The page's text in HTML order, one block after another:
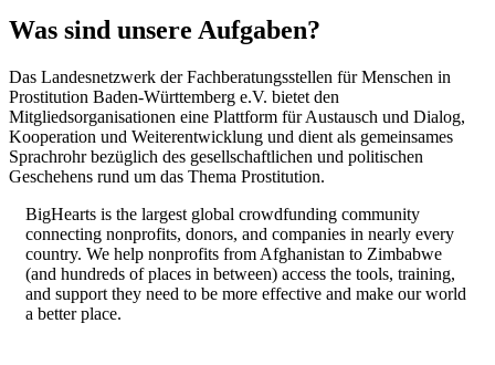
Was sind unsere Aufgaben?
Das Landesnetzwerk der Fachberatungsstellen für Menschen in
Prostitution Baden-Württemberg e.V. bietet den
Mitgliedsorganisationen eine Plattform für Austausch und Dialog,
Kooperation und Weiterentwicklung und dient als gemeinsames
Sprachrohr bezüglich des gesellschaftlichen und politischen
Geschehens rund um das Thema Prostitution.
BigHearts is the largest global crowdfunding community
connecting nonprofits, donors, and companies in nearly every
country. We help nonprofits from Afghanistan to Zimbabwe
(and hundreds of places in between) access the tools, training,
and support they need to be more effective and make our world
a better place.